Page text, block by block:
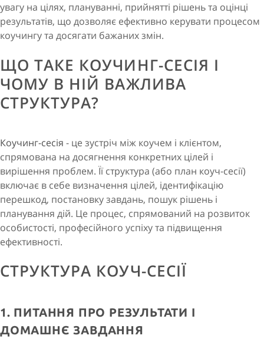
увагу на цілях, плануванні, прийнятті рішень та оцінці
результатів, що дозволяє ефективно керувати процесом
коучингу та досягати бажаних змін.
ЩО ТАКЕ КОУЧИНГ-СЕСІЯ І
ЧОМУ В НІЙ ВАЖЛИВА
СТРУКТУРА?
Коучинг-сесія - це зустріч між коучем і клієнтом,
спрямована на досягнення конкретних цілей і
вирішення проблем. Її структура (або план коуч-сесії)
включає в себе визначення цілей, ідентифікацію
перешкод, постановку завдань, пошук рішень і
планування дій. Це процес, спрямований на розвиток
особистості, професійного успіху та підвищення
ефективності.
СТРУКТУРА КОУЧ-СЕСІЇ
1. ПИТАННЯ ПРО РЕЗУЛЬТАТИ І
ДОМАШНЄ ЗАВДАННЯ